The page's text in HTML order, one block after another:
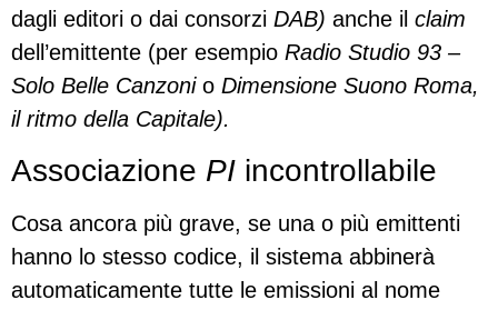
dagli editori o dai consorzi DAB) anche il claim
dell’emittente (per esempio Radio Studio 93 –
Solo Belle Canzonio Dimensione Suono Roma,
il ritmo della Capitale).
Associazione PI incontrollabile
Cosa ancora più grave, se una o più emittenti
hanno lo stesso codice, il sistema abbinerà
automaticamente tutte le emissioni al nome